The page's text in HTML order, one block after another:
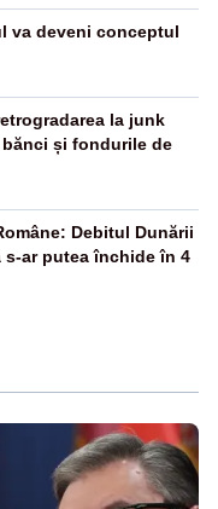
va deveni conceptul
la junk
și fondurile de
Debitul Dunării
s-ar putea închide în 4